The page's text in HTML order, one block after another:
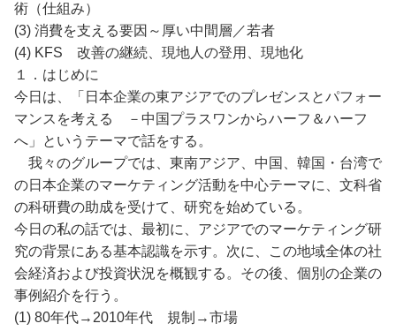
術（仕組み）
(3) 消費を支える要因～厚い中間層／若者
(4) KFS 改善の継続、現地人の登用、現地化
１．はじめに
今日は、「日本企業の東アジアでのプレゼンスとパフォー
マンスを考える －中国プラスワンからハーフ＆ハーフ
へ」というテーマで話をする。
我々のグループでは、東南アジア、中国、韓国・台湾で
の日本企業のマーケティング活動を中心テーマに、文科省
の科研費の助成を受けて、研究を始めている。
今日の私の話では、最初に、アジアでのマーケティング研
究の背景にある基本認識を示す。次に、この地域全体の社
会経済および投資状況を概観する。その後、個別の企業の
事例紹介を行う。
(1) 80年代→2010年代 規制→市場